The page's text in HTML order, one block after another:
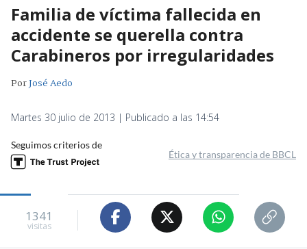
Familia de víctima fallecida en
accidente se querella contra
Carabineros por irregularidades
PorJosé Aedo
Martes 30 julio de 2013 | Publicado a las 14:54
Seguimos criterios de
Ética y transparencia de BBCL
1341
visitas